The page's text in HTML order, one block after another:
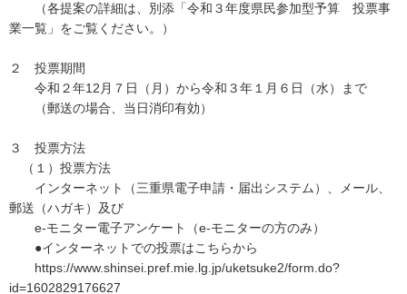
（各提案の詳細は、別添「令和３年度県民参加型予算 投票事
業一覧」をご覧ください。）
２ 投票期間
令和２年12月７日（月）から令和３年１月６日（水）まで
（郵送の場合、当日消印有効）
３ 投票方法
（１）投票方法
インターネット（三重県電子申請・届出システム）、メール、
郵送（ハガキ）及び
e-モニター電子アンケート（e-モニターの方のみ）
●インターネットでの投票はこちらから
https://www.shinsei.pref.mie.lg.jp/uketsuke2/form.do?
id=1602829176627